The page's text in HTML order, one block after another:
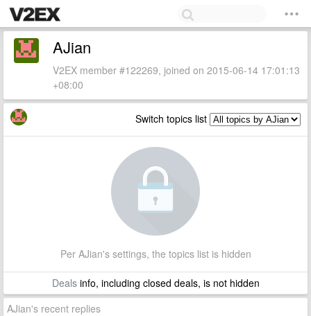
AJian
V2EX member #122269, joined on 2015-06-14 17:01:13
+08:00
Switch topics list
Per AJian's settings, the topics list is hidden
Dealsinfo, including closed deals, is not hidden
AJian's recent replies